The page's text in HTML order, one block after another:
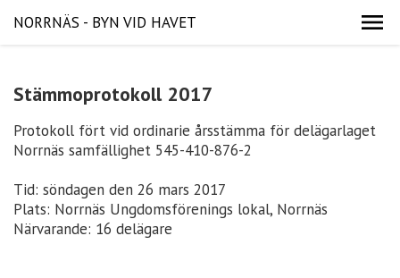
NORRNÄS - BYN VID HAVET
Stämmoprotokoll 2017
Protokoll fört vid ordinarie årsstämma för delägarlaget
Norrnäs samfällighet 545-410-876-2
Tid: söndagen den 26 mars 2017
Plats: Norrnäs Ungdomsförenings lokal, Norrnäs
Närvarande: 16 delägare